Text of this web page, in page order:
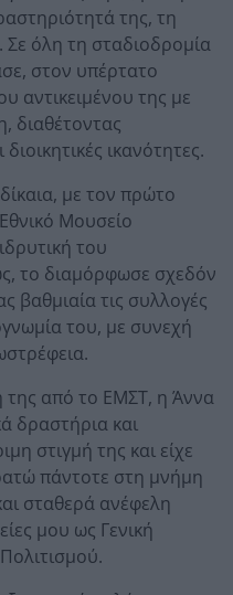
της, τη
όλη τη σταδιοδρομία
στον υπέρτατο
αντικειμένου της με
διαθέτοντας
ικανότητες.
με τον πρώτο
Μουσείο
του
το διαμόρφωσε σχεδόν
βαθμιαία τις συλλογές
του, με συνεχή
από το ΕΜΣΤ, η Άννα
δραστήρια και
στιγμή της και είχε
πάντοτε στη μνήμη
σταθερά ανέφελη
μου ως Γενική